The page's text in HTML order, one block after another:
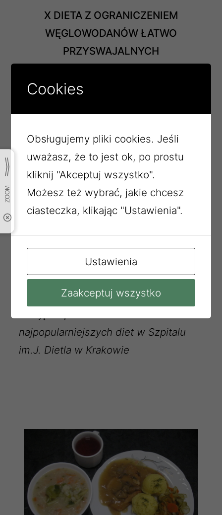
X DIETA Z OGRANICZENIEM
WĘGLOWODANÓW ŁATWO
PRZYSWAJALNYCH
Masło ekstra 20g
Chleb pszenno-żytni 65g
Bułka grahamka 50g
Awanturka z twarogu 70g
Kiełbasa drobiowa podsuszana 50g
Papryka 50g
II ŚNIADANIE
Masło ekstra 10g
Ogórek świeży 30g
najpopularniejszych diet w Szpitalu
im.J. Dietla w Krakowie
Cookies
Obsługujemy pliki cookies. Jeśli
uważasz, że to jest ok, po prostu
kliknij "Akceptuj wszystko".
Możesz też wybrać, jakie chcesz
ciasteczka, klikając "Ustawienia".
Ustawienia
Zaakceptuj wszystko